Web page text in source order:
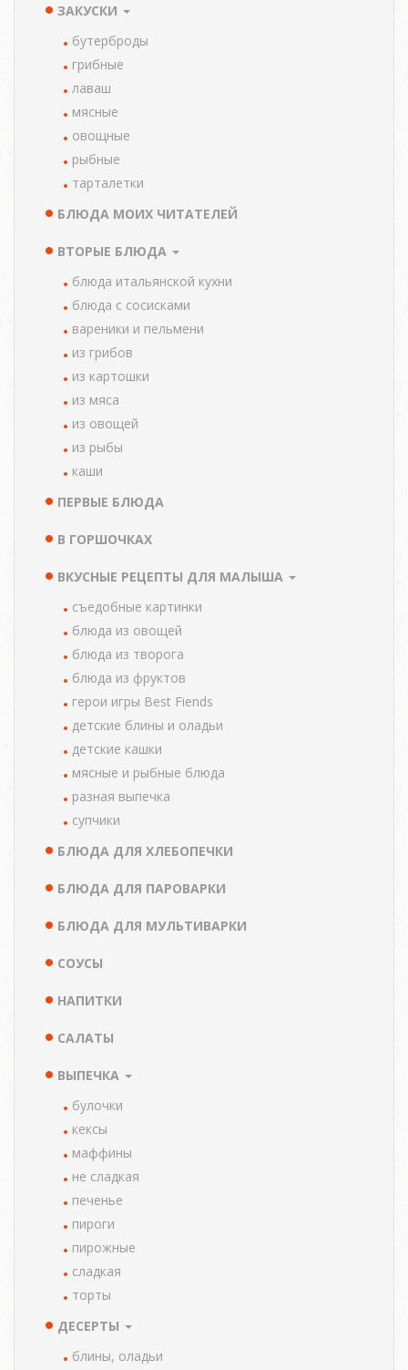
TAXONOMY
MENU
ЗАКУСКИ
бутерброды
грибные
лаваш
мясные
овощные
рыбные
тарталетки
БЛЮДА МОИХ ЧИТАТЕЛЕЙ
ВТОРЫЕ БЛЮДА
блюда итальянской кухни
блюда с сосисками
вареники и пельмени
из грибов
из картошки
из мяса
из овощей
из рыбы
каши
ПЕРВЫЕ БЛЮДА
В ГОРШОЧКАХ
ВКУСНЫЕ РЕЦЕПТЫ ДЛЯ МАЛЫША
cъедобные картинки
блюда из овощей
блюда из творога
блюда из фруктов
герои игры Best Fiends
детские блины и оладьи
детские кашки
мясные и рыбные блюда
разная выпечка
супчики
БЛЮДА ДЛЯ ХЛЕБОПЕЧКИ
БЛЮДА ДЛЯ ПАРОВАРКИ
БЛЮДА ДЛЯ МУЛЬТИВАРКИ
СОУСЫ
НАПИТКИ
САЛАТЫ
ВЫПЕЧКА
булочки
кексы
маффины
не сладкая
печенье
пироги
пирожные
сладкая
торты
ДЕСЕРТЫ
блины, оладьи